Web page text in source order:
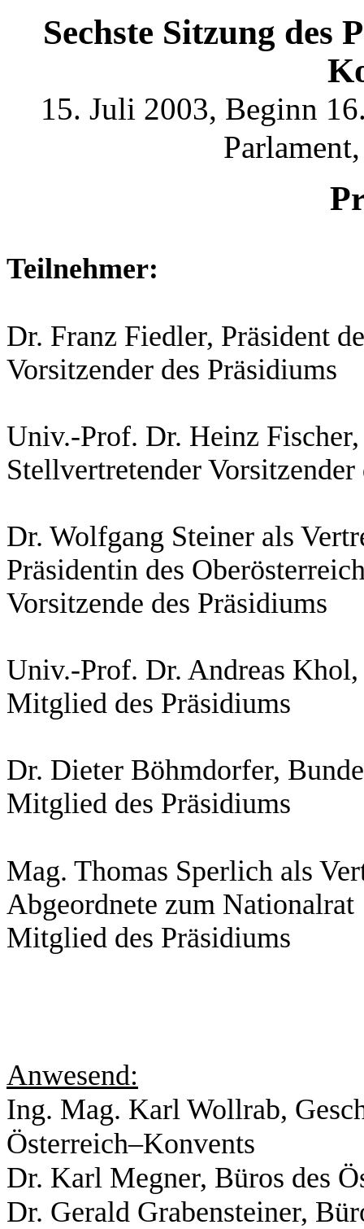
Sechste Sitzung des
15. Juli 2003, Beginn
Teilnehmer:
Dr. Franz Fiedler, Präsident
Vorsitzender des Präsidiums
Univ.-Prof. Dr. Heinz
Stellvertretender Vorsitzender
Dr. Wolfgang Steiner als
Präsidentin des
Vorsitzende des Präsidiums
Univ.-Prof. Dr. Andreas Khol,
Mitglied des Präsidiums
Dr. Dieter Böhmdorfer,
Mitglied des Präsidiums
Mag. Thomas Sperlich als
Abgeordnete zum Nationalrat
Mitglied des Präsidiums
Anwesend:
Ing. Mag. Karl Wollrab,
Österreich–Konvents
Dr. Karl Megner, Büros des
Dr. Gerald Grabensteiner,